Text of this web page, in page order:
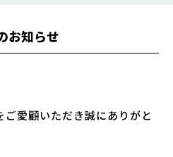
のお知らせ
ご愛顧いただき誠にありがと